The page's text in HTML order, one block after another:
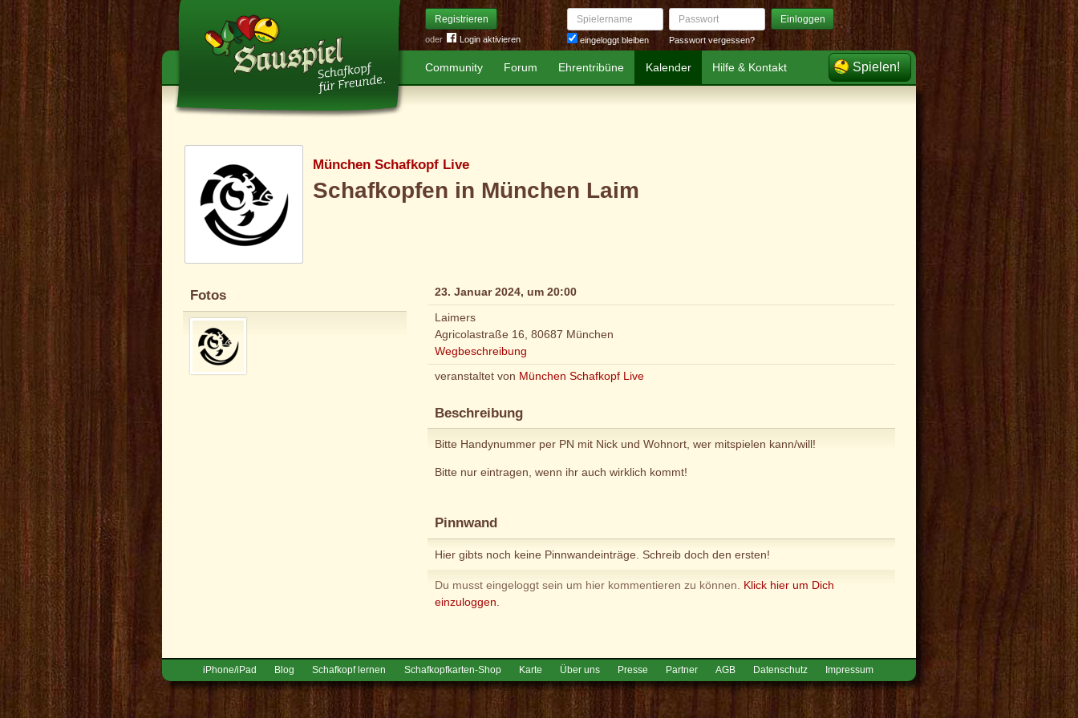
Registrieren
oder Login aktivieren
Spielername
eingeloggt bleiben
Passwort Einloggen
Passwort vergessen?
Community Forum Ehrentribüne Kalender Hilfe & Kontakt Spielen!
München Schafkopf Live
Schafkopfen in München Laim
Fotos
23. Januar 2024, um 20:00
Laimers
Agricolastraße 16, 80687 München
Wegbeschreibung
veranstaltet von München Schafkopf Live
Beschreibung
Bitte Handynummer per PN mit Nick und Wohnort, wer mitspielen kann/will!
Bitte nur eintragen, wenn ihr auch wirklich kommt!
Pinnwand
Hier gibts noch keine Pinnwandeinträge. Schreib doch den ersten!
Du musst eingeloggt sein um hier kommentieren zu können. Klick hier um Dich
einzuloggen.
iPhone/iPad Blog Schafkopf lernen Schafkopfkarten-Shop Karte Über uns Presse Partner AGB Datenschutz Impressum